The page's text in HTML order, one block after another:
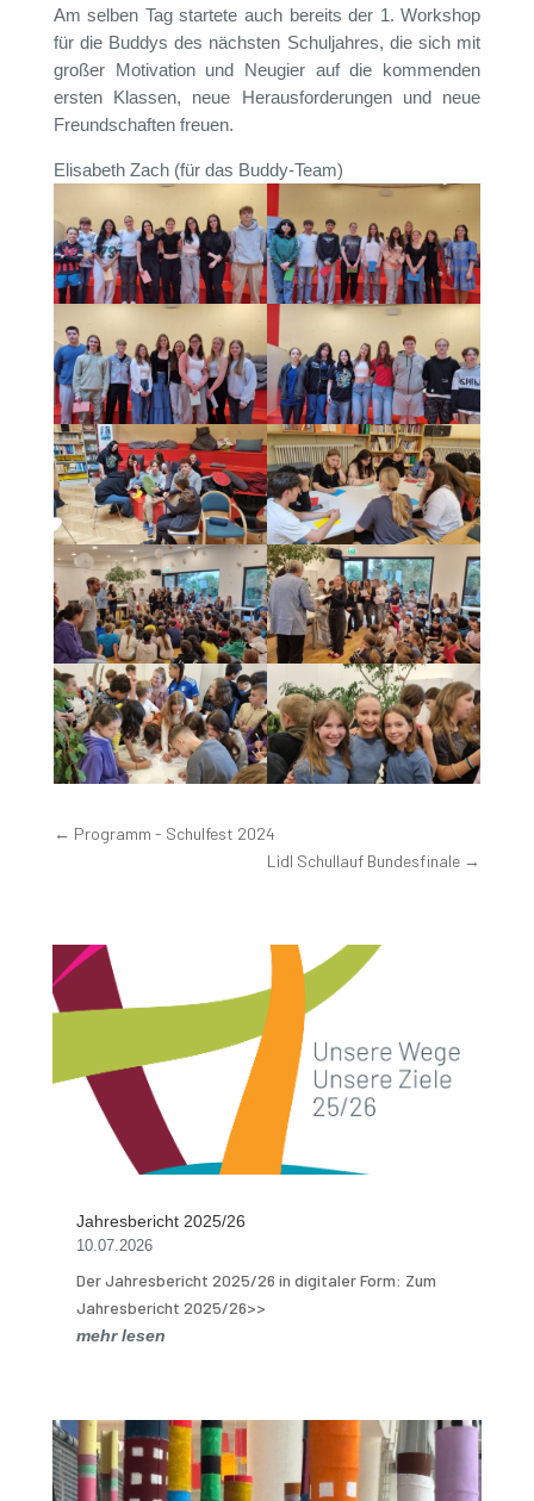
Am selben Tag startete auch bereits der 1. Workshop
für die Buddys des nächsten Schuljahres, die sich mit
großer Motivation und Neugier auf die kommenden
ersten Klassen, neue Herausforderungen und neue
Freundschaften freuen.
Elisabeth Zach (für das Buddy-Team)
← Programm - Schulfest 2024
Lidl Schullauf Bundesfinale →
Jahresbericht 2025/26
10.07.2026
Der Jahresbericht 2025/26 in digitaler Form: Zum
Jahresbericht 2025/26>>
mehr lesen